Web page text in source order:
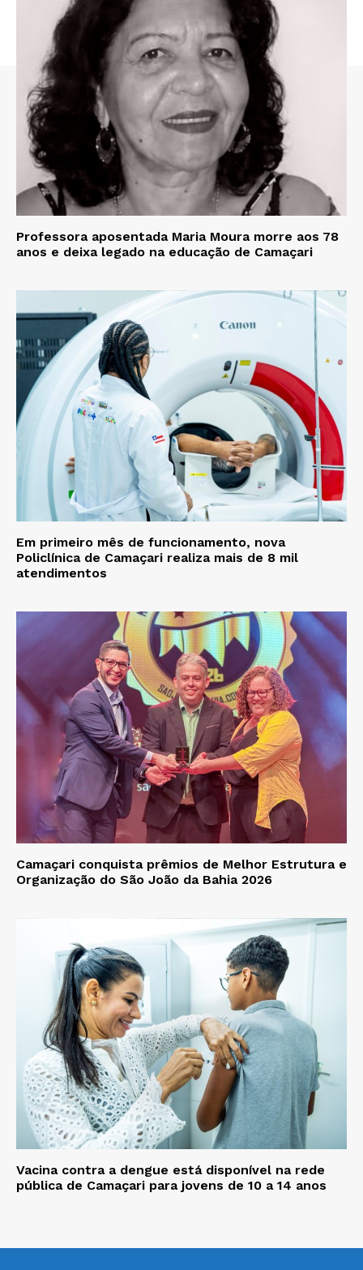
Professora aposentada Maria Moura morre aos 78
anos e deixa legado na educação de Camaçari
Em primeiro mês de funcionamento, nova
Policlínica de Camaçari realiza mais de 8 mil
atendimentos
Camaçari conquista prêmios de Melhor Estrutura e
Organização do São João da Bahia 2026
Vacina contra a dengue está disponível na rede
pública de Camaçari para jovens de 10 a 14 anos